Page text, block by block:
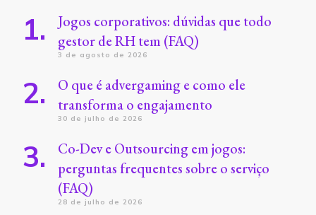
Jogos corporativos: dúvidas que todo
gestor de RH tem (FAQ)
3 de agosto de 2026
O que é advergaming e como ele
transforma o engajamento
30 de julho de 2026
Co-Dev e Outsourcing em jogos:
perguntas frequentes sobre o serviço
(FAQ)
28 de julho de 2026